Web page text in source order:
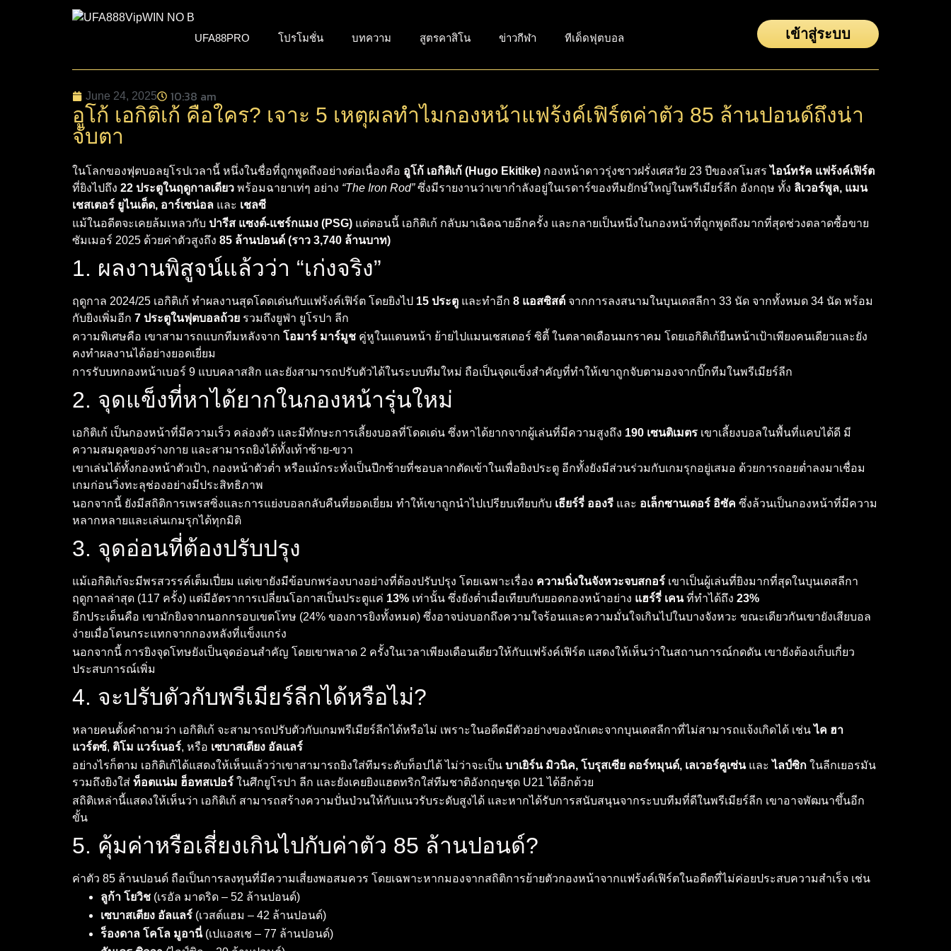
UFA88PRO โปรโมชั่น บทความ สูตรคาสิโน ข่าวกีฬา ทีเด็ดฟุตบอล เข้าสู่ระบบ
June 24, 2025 10:38 am
อูโก้ เอกิติเก้ คือใคร? เจาะ 5 เหตุผลทำไมกองหน้าแฟร้งค์เฟิร์ตค่าตัว 85 ล้านปอนด์ถึงน่า
จับตา
ในโลกของฟุตบอลยุโรปเวลานี้ หนึ่งในชื่อที่ถูกพูดถึงอย่างต่อเนื่องคือ อูโก้ เอกิติเก้ (Hugo Ekitike) กองหน้าดาวรุ่งชาวฝรั่งเศสวัย 23 ปีของสโมสรไอน์ทรัค แฟร้งค์เฟิร์ต
ที่ยิงไปถึง 22 ประตูในฤดูกาลเดียว พร้อมฉายาเท่ๆ อย่าง “The Iron Rod”ซึ่งมีรายงานว่าเขากำลังอยู่ในเรดาร์ของทีมยักษ์ใหญ่ในพรีเมียร์ลีก อังกฤษ ทั้ง ลิเวอร์พูล, แมน
เชสเตอร์ ยูไนเต็ด, อาร์เซน่อล และ เชลซี
แม้ในอดีตจะเคยล้มเหลวกับ ปารีส แซงต์-แชร์กแมง (PSG) แต่ตอนนี้ เอกิติเก้ กลับมาเฉิดฉายอีกครั้ง และกลายเป็นหนึ่งในกองหน้าที่ถูกพูดถึงมากที่สุดช่วงตลาดซื้อขาย
ซัมเมอร์ 2025 ด้วยค่าตัวสูงถึง 85 ล้านปอนด์ (ราว 3,740 ล้านบาท)
1. ผลงานพิสูจน์แล้วว่า “เก่งจริง”
ฤดูกาล 2024/25 เอกิติเก้ ทำผลงานสุดโดดเด่นกับแฟร้งค์เฟิร์ต โดยยิงไป 15 ประตู และทำอีก 8 แอสซิสต์ จากการลงสนามในบุนเดสลีกา 33 นัด จากทั้งหมด 34 นัด พร้อม
กับยิงเพิ่มอีก 7 ประตูในฟุตบอลถ้วย รวมถึงยูฟ่า ยูโรปา ลีก
ความพิเศษคือ เขาสามารถแบกทีมหลังจาก โอมาร์ มาร์มูช คู่หูในแดนหน้า ย้ายไปแมนเชสเตอร์ ซิตี้ ในตลาดเดือนมกราคม โดยเอกิติเก้ยืนหน้าเป้าเพียงคนเดียวและยัง
คงทำผลงานได้อย่างยอดเยี่ยม
การรับบทกองหน้าเบอร์ 9 แบบคลาสสิก และยังสามารถปรับตัวได้ในระบบทีมใหม่ ถือเป็นจุดแข็งสำคัญที่ทำให้เขาถูกจับตามองจากบิ๊กทีมในพรีเมียร์ลีก
2. จุดแข็งที่หาได้ยากในกองหน้ารุ่นใหม่
เอกิติเก้ เป็นกองหน้าที่มีความเร็ว คล่องตัว และมีทักษะการเลี้ยงบอลที่โดดเด่น ซึ่งหาได้ยากจากผู้เล่นที่มีความสูงถึง 190 เซนติเมตร เขาเลี้ยงบอลในพื้นที่แคบได้ดี มี
ความสมดุลของร่างกาย และสามารถยิงได้ทั้งเท้าซ้าย-ขวา
เขาเล่นได้ทั้งกองหน้าตัวเป้า, กองหน้าตัวต่ำ หรือแม้กระทั่งเป็นปีกซ้ายที่ชอบลากตัดเข้าในเพื่อยิงประตู อีกทั้งยังมีส่วนร่วมกับเกมรุกอยู่เสมอ ด้วยการถอยต่ำลงมาเชื่อม
เกมก่อนวิ่งทะลุช่องอย่างมีประสิทธิภาพ
นอกจากนี้ ยังมีสถิติการเพรสซิ่งและการแย่งบอลกลับคืนที่ยอดเยี่ยม ทำให้เขาถูกนำไปเปรียบเทียบกับ เธียร์รี่ อองรี และ อเล็กซานเดอร์ อิซัค ซึ่งล้วนเป็นกองหน้าที่มีความ
หลากหลายและเล่นเกมรุกได้ทุกมิติ
3. จุดอ่อนที่ต้องปรับปรุง
แม้เอกิติเก้จะมีพรสวรรค์เต็มเปี่ยม แต่เขายังมีข้อบกพร่องบางอย่างที่ต้องปรับปรุง โดยเฉพาะเรื่อง ความนิ่งในจังหวะจบสกอร์ เขาเป็นผู้เล่นที่ยิงมากที่สุดในบุนเดสลีกา
ฤดูกาลล่าสุด (117 ครั้ง) แต่มีอัตราการเปลี่ยนโอกาสเป็นประตูแค่ 13% เท่านั้น ซึ่งยังต่ำเมื่อเทียบกับยอดกองหน้าอย่าง แฮร์รี่ เคนที่ทำได้ถึง 23%
อีกประเด็นคือ เขามักยิงจากนอกกรอบเขตโทษ (24% ของการยิงทั้งหมด) ซึ่งอาจบ่งบอกถึงความใจร้อนและความมั่นใจเกินไปในบางจังหวะ ขณะเดียวกันเขายังเสียบอล
ง่ายเมื่อโดนกระแทกจากกองหลังที่แข็งแกร่ง
นอกจากนี้ การยิงจุดโทษยังเป็นจุดอ่อนสำคัญ โดยเขาพลาด 2 ครั้งในเวลาเพียงเดือนเดียวให้กับแฟร้งค์เฟิร์ต แสดงให้เห็นว่าในสถานการณ์กดดัน เขายังต้องเก็บเกี่ยว
ประสบการณ์เพิ่ม
4. จะปรับตัวกับพรีเมียร์ลีกได้หรือไม่?
หลายคนตั้งคำถามว่า เอกิติเก้ จะสามารถปรับตัวกับเกมพรีเมียร์ลีกได้หรือไม่ เพราะในอดีตมีตัวอย่างของนักเตะจากบุนเดสลีกาที่ไม่สามารถแจ้งเกิดได้ เช่นไค ฮา
แวร์ตซ์, ติโม แวร์เนอร์, หรือ เซบาสเตียง อัลแลร์
อย่างไรก็ตาม เอกิติเก้ได้แสดงให้เห็นแล้วว่าเขาสามารถยิงใส่ทีมระดับท็อปได้ ไม่ว่าจะเป็น บาเยิร์น มิวนิค, โบรุสเซีย ดอร์ทมุนด์, เลเวอร์คูเซ่นและไลป์ซิก ในลีกเยอรมัน
รวมถึงยิงใส่ ท็อตแน่ม ฮ็อทสเปอร์ ในศึกยูโรปา ลีก และยังเคยยิงแฮตทริกใส่ทีมชาติอังกฤษชุด U21 ได้อีกด้วย
สถิติเหล่านี้แสดงให้เห็นว่า เอกิติเก้ สามารถสร้างความปั่นป่วนให้กับแนวรับระดับสูงได้ และหากได้รับการสนับสนุนจากระบบทีมที่ดีในพรีเมียร์ลีก เขาอาจพัฒนาขึ้นอีก
ขั้น
5. คุ้มค่าหรือเสี่ยงเกินไปกับค่าตัว 85 ล้านปอนด์?
ค่าตัว 85 ล้านปอนด์ ถือเป็นการลงทุนที่มีความเสี่ยงพอสมควร โดยเฉพาะหากมองจากสถิติการย้ายตัวกองหน้าจากแฟร้งค์เฟิร์ตในอดีตที่ไม่ค่อยประสบความสำเร็จ เช่น
ลูก้า โยวิช (เรอัล มาดริด – 52 ล้านปอนด์)
เซบาสเตียง อัลแลร์ (เวสต์แฮม – 42 ล้านปอนด์)
ร็องดาล โคโล มูอานี่(เปแอสเช – 77 ล้านปอนด์)